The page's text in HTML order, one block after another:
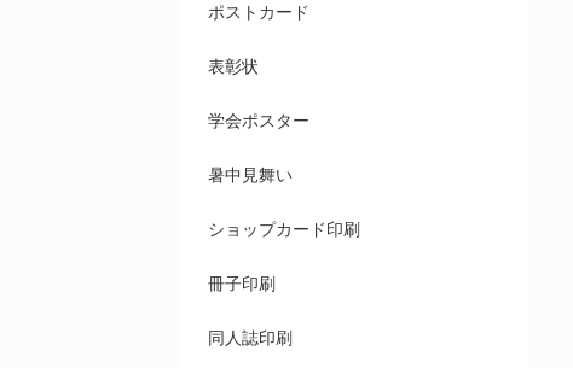
ポストカード
表彰状
学会ポスター
暑中見舞い
ショップカード印刷
冊子印刷
同人誌印刷